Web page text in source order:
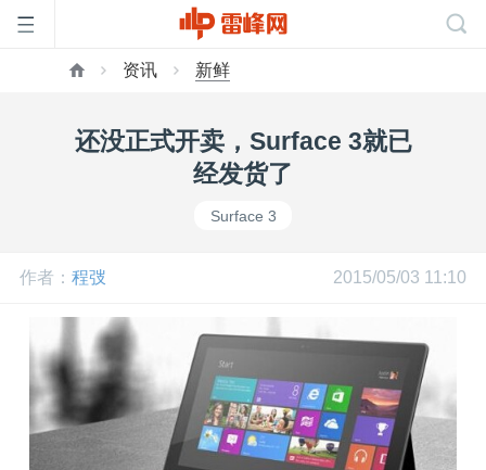
网
公
资讯 新鲜
还没正式开卖，Surface 3就已
经发货了
Surface 3
作者： 程弢 2015/05/03 11:10